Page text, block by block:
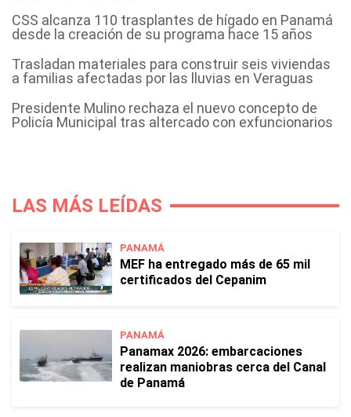
CSS alcanza 110 trasplantes de hígado en Panamá
desde la creación de su programa hace 15 años
Trasladan materiales para construir seis viviendas
a familias afectadas por las lluvias en Veraguas
Presidente Mulino rechaza el nuevo concepto de
Policía Municipal tras altercado con exfuncionarios
LAS MÁS LEÍDAS
PANAMÁ
MEF ha entregado más de 65 mil
certificados del Cepanim
PANAMÁ
Panamax 2026: embarcaciones
realizan maniobras cerca del Canal
de Panamá